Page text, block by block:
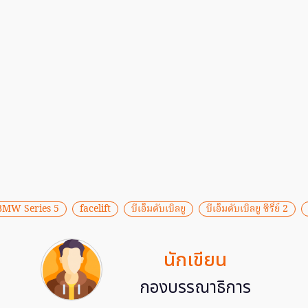
Series 5 facelift บีเอ็มดับเบิลยู บีเอ็มดับเบิลยู ซีรี่ย์ 2
นักเขียน
กองบรรณาธิการ